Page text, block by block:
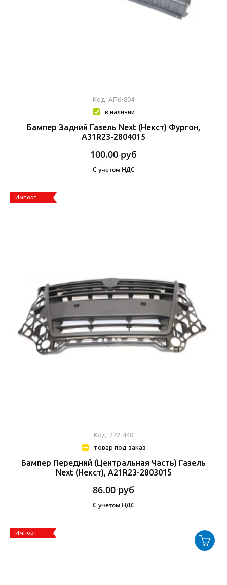
Код: АП6-804
в наличии
Бампер Задний Газель Next (Некст) Фургон,
А31R23-2804015
100.00 руб
С учетом НДС
Импорт
Код: 272-440
товар под заказ
Бампер Передний (центральная Часть) Газель
Next (Некст), А21R23-2803015
86.00 руб
С учетом НДС
Импорт